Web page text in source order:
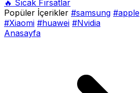
🔥 Sıcak Fırsatlar
Popüler İçerikler #samsung #apple
#Xiaomi #huawei #Nvidia
Anasayfa